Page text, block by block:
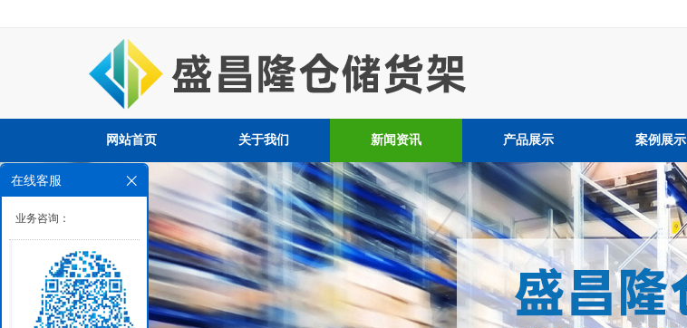
网站首页 关于我们 新闻资讯 产品展示 案例展示
在线客服
业务咨询：